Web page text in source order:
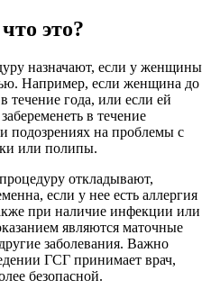
это?
назначают, если у женщины
Например, если женщина до
течение года, или если ей
в течение
подозрениях на проблемы с
или полипы.
откладывают,
если у нее есть аллергия
при наличие инфекции или
являются маточные
заболевания. Важно
ГСГ принимает врач,
безопасной.